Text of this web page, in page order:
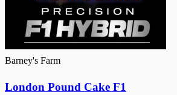
Barney's Farm
London Pound Cake F1